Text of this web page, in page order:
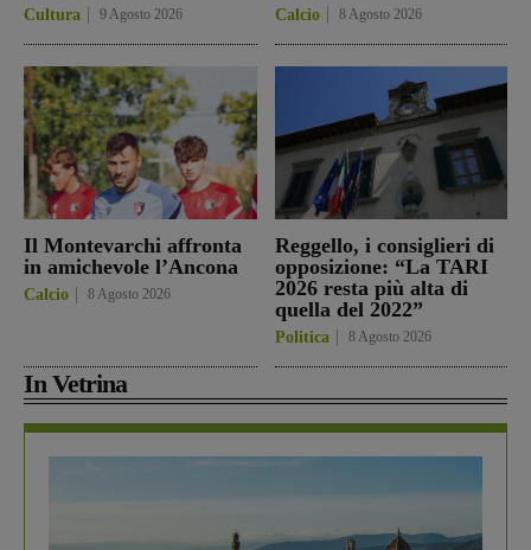
Cultura 9 Agosto 2026 Calcio 8 Agosto 2026
Il Montevarchi affronta
in amichevole l’Ancona
Calcio 8 Agosto 2026
Reggello, i consiglieri di
opposizione: “La TARI
2026 resta più alta di
quella del 2022”
Politica 8 Agosto 2026
In Vetrina